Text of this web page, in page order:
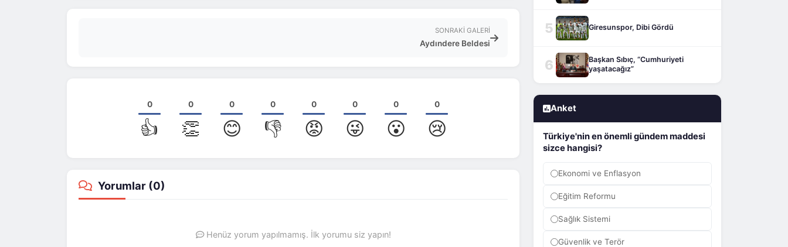
SONRAKI GALERI
Aydındere Beldesi
0
👍
0
👏
0
😊
0
👎
0
😡
0
😜
0
😮
0
😢
Yorumlar (0)
Henüz yorum yapılmamış. İlk yorumu siz yapın!
5 Giresunspor, Dibi Gördü
6
Başkan Sıbıç, “Cumhuriyeti
yaşatacağız”
Anket
Türkiye'nin en önemli gündem maddesi
sizce hangisi?
Ekonomi ve Enflasyon
Eğitim Reformu
Sağlık Sistemi
Güvenlik ve Terör